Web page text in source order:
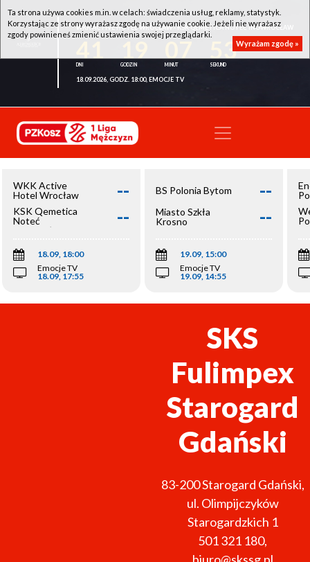
WKK ACTIVE HOTEL WROCŁAW - KSK QEMETICA NOTEĆ INOWROCŁAW
52
18.09.2026, GODZ. 18:00, EMOCJE TV
WKK Active
Hotel Wrocław
--
KSK Qemetica
Noteć
Inowrocław
--
18.09, 18:00
Emocje TV
18.09, 17:55
BS Polonia Bytom --
Miasto Szkła
Krosno
--
19.09, 15:00
Emocje TV
19.09, 14:55
SKS
Fulimpex
Starogard
Gdański
83-200Starogard Gdański,
ul. Olimpijczyków
Starogardzkich 1
501 321 180,
Ta strona używa cookies m.in. w celach: świadczenia usług, reklamy, statystyk.
Korzystając ze strony wyrażasz zgodę na używanie cookie. Jeżeli nie wyrażasz
zgody powinieneś zmienić ustawienia swojej przeglądarki.
Wyrażam zgodę »